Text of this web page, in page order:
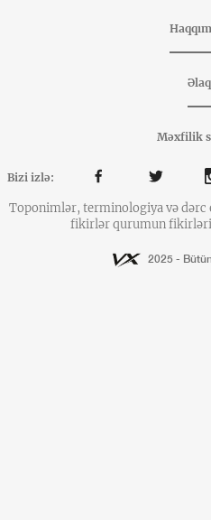
Məxfilik
Bizi izlə:
Toponimlər, terminologiya və
fikirlər qurumun
2025 -